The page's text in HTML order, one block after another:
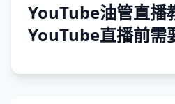
YouTube油管直播
YouTube直播前需